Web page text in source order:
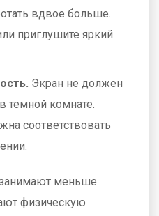
вдвое больше.
приглушите яркий
Экран не должен
темной комнате.
соответствовать
меньше
физическую